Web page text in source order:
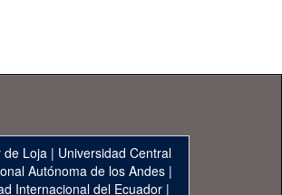
de Loja | Universidad Central
Autónoma de los Andes|
Internacional del Ecuador|